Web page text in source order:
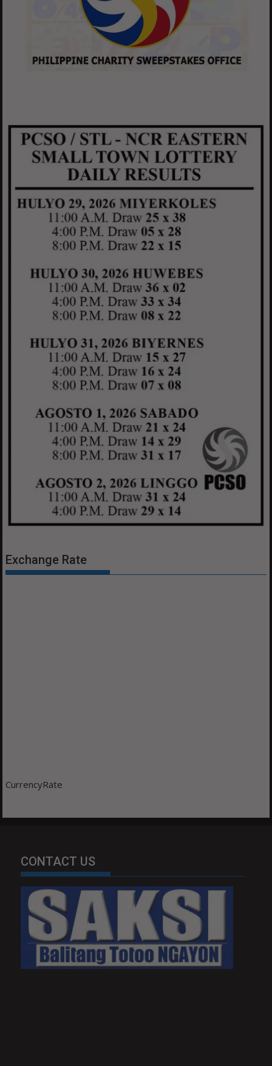
Exchange Rate
CurrencyRate
CONTACT US